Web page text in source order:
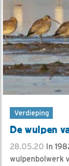
Verdieping
De wulpen
28.05.20 In
wulpenbolwerk